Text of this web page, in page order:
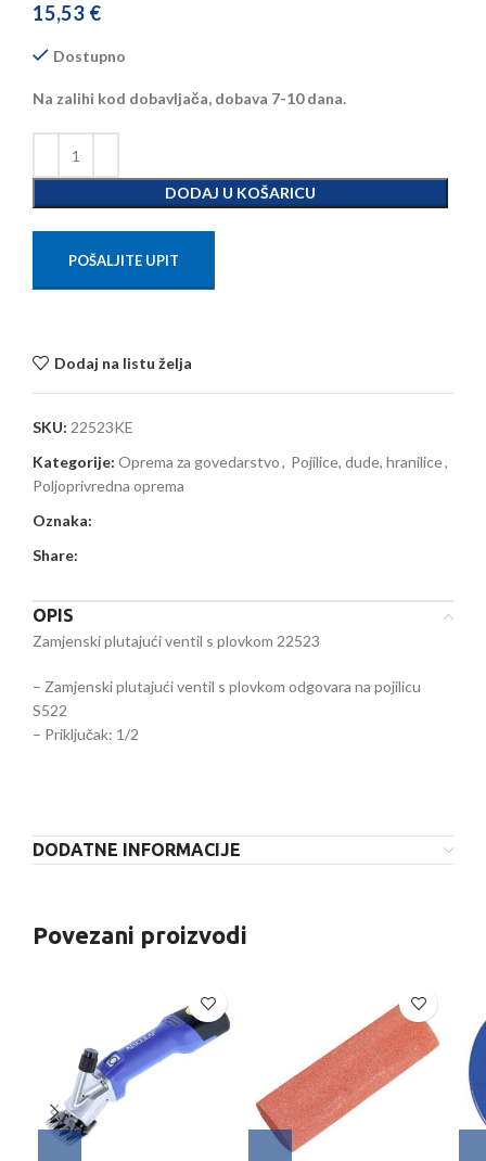
15,53 €
Dostupno
Na zalihi kod dobavljača, dobava 7-10 dana.
DODAJ U KOŠARICU
POŠALJITE UPIT
Dodaj na listu želja
SKU: 22523KE
Kategorije: Oprema za govedarstvo, Pojilice, dude, hranilice,
Poljoprivredna oprema
Oznaka:
Share:
OPIS
Zamjenski plutajući ventil s plovkom 22523
– Zamjenski plutajući ventil s plovkom odgovara na pojilicu
S522
– Priključak: 1/2
DODATNE INFORMACIJE
Povezani proizvodi